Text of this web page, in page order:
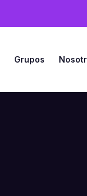
Grupos